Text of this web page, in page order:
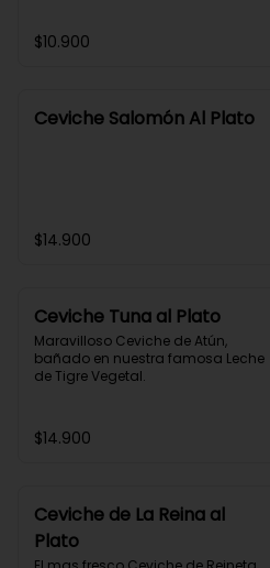
$10.900
Ceviche Salomón Al Plato
$14.900
Ceviche Tuna al Plato
Maravilloso Ceviche de Atún,
bañado en nuestra famosa Leche
de Tigre Vegetal.
$14.900
Ceviche de La Reina al
Plato